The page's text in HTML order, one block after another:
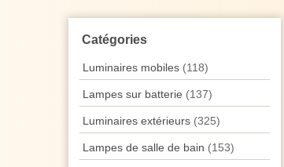
Catégories
Luminaires mobiles (118)
Lampes sur batterie (137)
Luminaires extérieurs (325)
Lampes de salle de bain (153)